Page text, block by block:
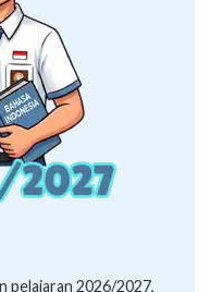
pelajaran 2026/2027,